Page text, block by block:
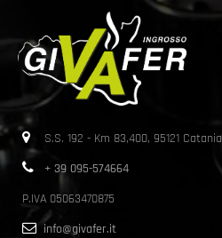
S.S. 192 - Km 83,400, 95121 Catania
+ 39 095-574664
P.IVA 05063470875
info@givafer.it